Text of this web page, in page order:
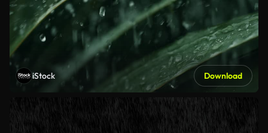
iStock Download